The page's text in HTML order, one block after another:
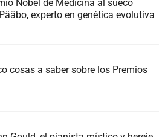
Nobel de Medicina al sueco
experto en genética evolutiva
cosas a saber sobre los Premios